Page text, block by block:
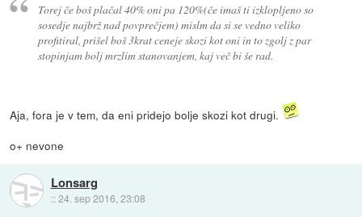
Torej če boš plačal 40% oni pa 120%(če imaš ti izklopljeno so
sosedje najbrž nad povprečjem) mislm da si se vedno veliko
profitiral, prišel boš 3krat ceneje skozi kot oni in to zgolj z par
stopinjam bolj mrzlim stanovanjem, kaj več bi še rad.
Aja, fora je v tem, da eni pridejo bolje skozi kot drugi.
o+ nevone
Lonsarg
::24. sep 2016, 23:08